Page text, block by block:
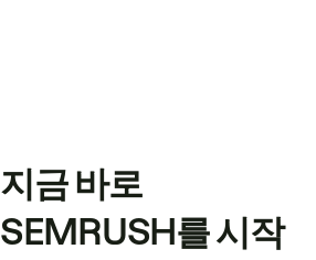
지금 바로
SEMRUSH를 시작